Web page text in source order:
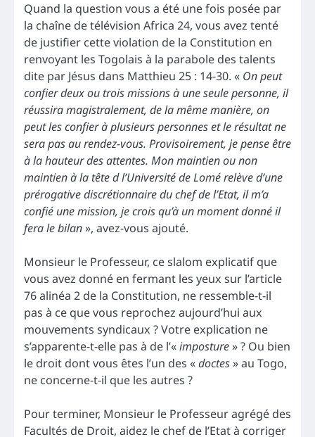
Quand la question vous a été une fois posée par
la chaîne de télévision Africa 24, vous avez tenté
de justifier cette violation de la Constitution en
renvoyant les Togolais à la parabole des talents
dite par Jésus dans Matthieu 25 : 14-30. « On peut
confier deux ou trois missions à une seule personne, il
réussira magistralement, de la même manière, on
peut les confier à plusieurs personnes et le résultat ne
sera pas au rendez-vous. Provisoirement, je pense être
à la hauteur des attentes. Mon maintien ou non
maintien à la tête d l’Université de Lomé relève d’une
prérogative discrétionnaire du chef de l’Etat, il m’a
confié une mission, je crois qu’à un moment donné il
fera le bilan», avez-vous ajouté.
Monsieur le Professeur, ce slalom explicatif que
vous avez donné en fermant les yeux sur l’article
76 alinéa 2 de la Constitution, ne ressemble-t-il
pas à ce que vous reprochez aujourd’hui aux
mouvements syndicaux ? Votre explication ne
s’apparente-t-elle pas à de l’«imposture» ? Ou bien
le droit dont vous êtes l’un des «doctes» au Togo,
ne concerne-t-il que les autres ?
Pour terminer, Monsieur le Professeur agrégé des
Facultés de Droit, aidez le chef de l’Etat à corriger